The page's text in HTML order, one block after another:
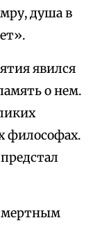
душа в
явился
о нем.
философах.